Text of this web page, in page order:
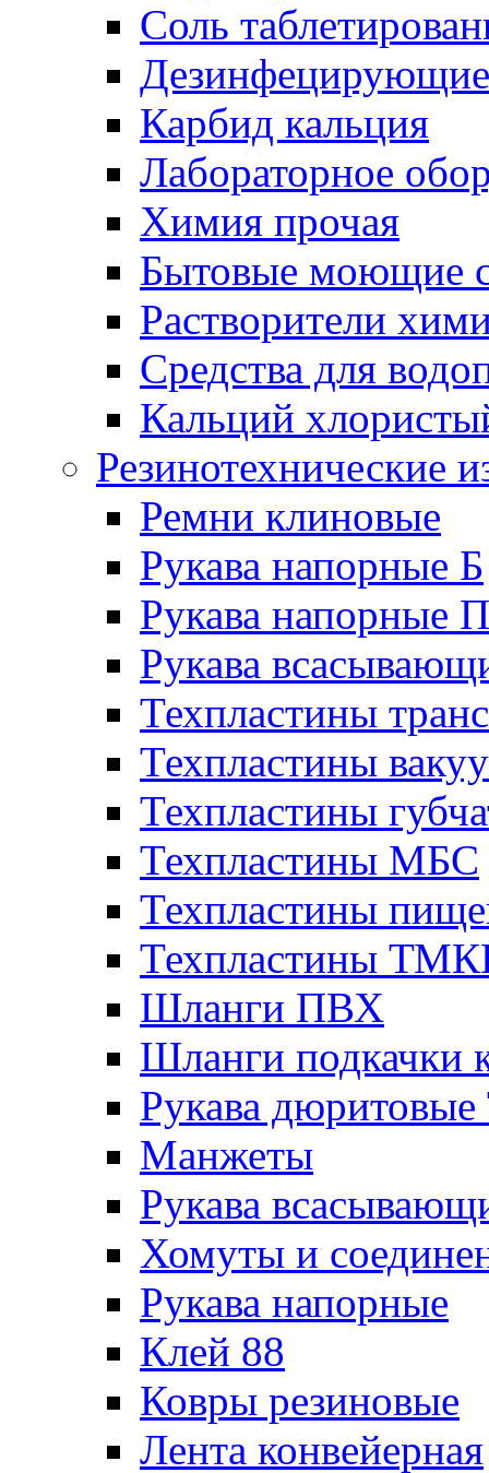
Соль
Дезинфецирующие
Карбид кальция
Лабораторное
Химия прочая
Бытовые моющие
Растворители
Средства для
Кальций
Резинотехнические
Ремни клиновые
Рукава напорные Б
Рукава напорные П
Рукава
Техпластины
Техпластины
Техпластины
Техпластины МБС
Техпластины
Техпластины
Шланги ПВХ
Шланги подкачки
Рукава
Манжеты
Рукава
Хомуты и
Рукава напорные
Клей 88
Ковры резиновые
Лента конвейерная